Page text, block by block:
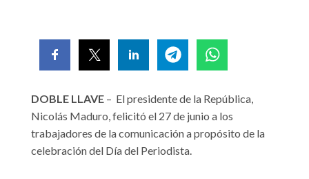
DOBLE LLAVE – El presidente de la República,
Nicolás Maduro, felicitó el 27 de junio a los
trabajadores de la comunicación a propósito de la
celebración del Día del Periodista.